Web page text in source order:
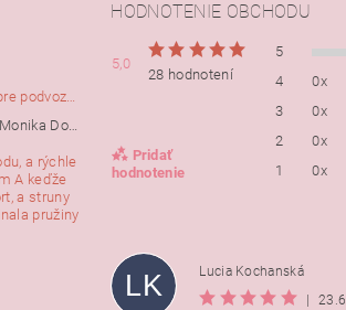
Monika Dorušáková
a rýchle
A keďže
a struny
pružiny
HODNOTENIE OBCHODU
5,0
28 hodnotení
Pridať
hodnotenie
5
4
0x
3
0x
2
0x
1
0x
LK
Lucia Kochanská